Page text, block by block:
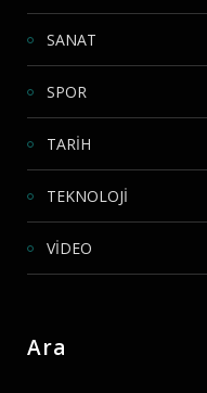
SANAT
SPOR
TARİH
TEKNOLOJİ
VİDEO
Ara